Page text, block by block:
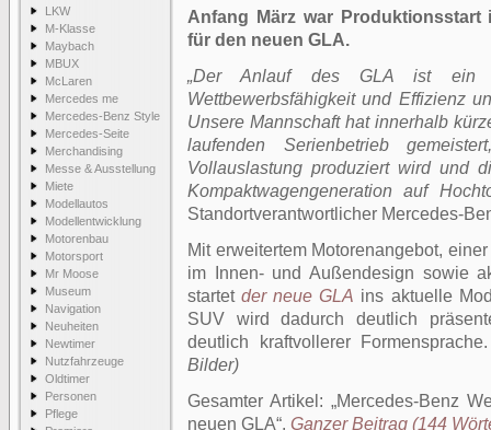
LKW
M-Klasse
Maybach
MBUX
McLaren
Mercedes me
Mercedes-Benz Style
Mercedes-Seite
Merchandising
Messe & Ausstellung
Miete
Modellautos
Modellentwicklung
Motorenbau
Motorsport
Mr Moose
Museum
Navigation
Neuheiten
Newtimer
Nutzfahrzeuge
Oldtimer
Personen
Pflege
Anfang März war Produktionsstart
für den neuen GLA.
„Der Anlauf des GLA ist ein
Wettbewerbsfähigkeit und Effizienz
Unsere Mannschaft hat innerhalb
laufenden Serienbetrieb
Vollauslastung produziert wird und
Kompaktwagengeneration auf
Standortverantwortlicher Mercedes-
Mit erweitertem Motorenangebot,
im Innen- und Außendesign sowie
startetder neue GLA ins aktuelle
SUV wird dadurch deutlich
deutlich kraftvollerer
Bilder)
Gesamter Artikel:
Mercedes-Benz
neuen GLA . Ganzer Beitrag (144